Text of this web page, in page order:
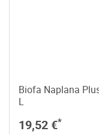
Biofa Naplana
L
19,52 €*